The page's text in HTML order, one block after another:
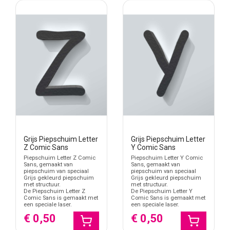
verjaardagen, feesttafels, fotowanden, etalages en tijdelijke
In deze categorie vind je losse piepschuim letters in Comic Sans.
Je bestelt per letter wat je nodig hebt en stelt daarmee zelf een
naam, woord, afkorting of initiaalset samen. Kies bij meerdere
letters altijd dezelfde hoogte, kleur en uitvoering, zodat de
volledige letterreeks netjes als één geheel overkomt.
Comic Sans als speelse letterstijl
vriendelijker, losser of kindgerichter mag ogen. Wil je eerst alle
piepschuim lettertypes bekijken, ga dan naarpiepschuim letters
Voor namen, kinderkamers en feestdecoratie
Piepschuim letters Comic Sans worden vaak gekozen voor
voornamen, initialen, korte woorden, babykamers, kinderkamers,
traktatietafels, schoolprojecten, fotowanden en feestdecoratie.
Denk aan een naam boven een bed, letters op een
verjaardagstafel, een vrolijk woord bij een backdrop of losse
Grijs Piepschuim Letter
Z Comic Sans
Piepschuim Letter Z Comic
Sans, gemaakt van
piepschuim van speciaal
Grijs gekleurd piepschuim
met structuur.
De Piepschuim Letter Z
Comic Sans is gemaakt met
een speciale laser.
€ 0,50
Grijs Piepschuim Letter
Y Comic Sans
Piepschuim Letter Y Comic
Sans, gemaakt van
piepschuim van speciaal
Grijs gekleurd piepschuim
met structuur.
De Piepschuim Letter Y
Comic Sans is gemaakt met
een speciale laser.
€ 0,50